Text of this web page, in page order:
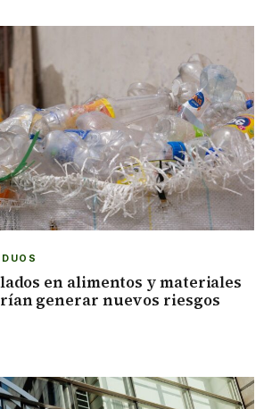
en alimentos y materiales
generar nuevos riesgos